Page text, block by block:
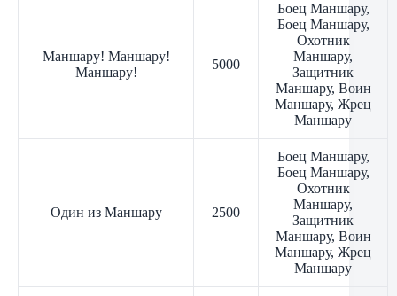
Маншару! Маншару!
Маншару!
5000
Боец Маншару,
Боец Маншару,
Охотник
Маншару,
Защитник
Маншару, Воин
Маншару, Жрец
Маншару
Один из Маншару 2500
Боец Маншару,
Боец Маншару,
Охотник
Маншару,
Защитник
Маншару, Воин
Маншару, Жрец
Маншару